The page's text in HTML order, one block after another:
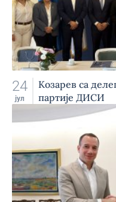
24
јул
Козарев са
партије ДИСИ